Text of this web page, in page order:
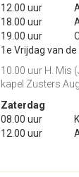
12.00 uur
18.00 uur
19.00 uur
1e Vrijdag van
10.00 uur H. Mis
kapel Zusters
Zaterdag
08.00 uur
12.00 uur